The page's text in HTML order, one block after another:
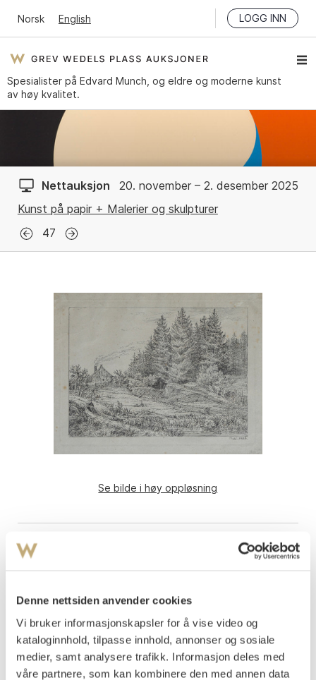
Denne nettsiden anvender cookies
Vi bruker informasjonskapsler for å vise video og
kataloginnhold, tilpasse innhold, annonser og sosiale
medier, samt analysere trafikk. Informasjon deles med
våre partnere, som kan kombinere den med annen data
Norsk English LOGG INN
Spesialister på Edvard Munch, og eldre og moderne kunst
av høy kvalitet.
Nettauksjon
20. november – 2. desember 2025
Kunst på papir + Malerier og skulpturer
47
Se bilde i høy oppløsning
Dahl, Johan Christian (1788-1857 )
Furuskog med hytte 1828